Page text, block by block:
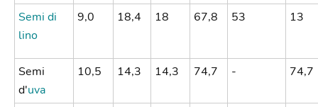
Semi di
lino
9,0 18,4 18 67,8 53 13
Semi
d'uva
10,5 14,3 14,3 74,7 - 74,7